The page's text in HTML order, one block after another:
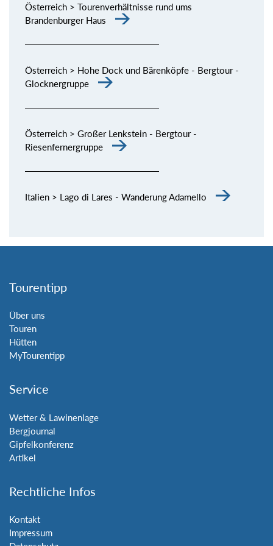
Österreich > Tourenverhältnisse rund ums
Brandenburger Haus
Österreich > Hohe Dock und Bärenköpfe - Bergtour -
Glocknergruppe
Österreich > Großer Lenkstein - Bergtour -
Riesenfernergruppe
Italien > Lago di Lares - Wanderung Adamello
Tourentipp
Über uns
Touren
Hütten
MyTourentipp
Service
Wetter & Lawinenlage
Bergjournal
Gipfelkonferenz
Artikel
Rechtliche Infos
Kontakt
Impressum